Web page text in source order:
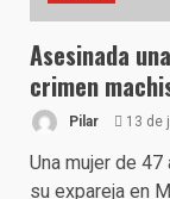
Asesinada
crimen
Pilar 13 de
Una mujer de
su expareja en